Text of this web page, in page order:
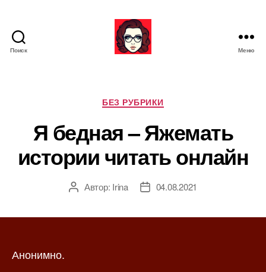
Поиск
М
а
ь
Меню
Р
у
р
и
к
БЕЗ РУБРИКИ
Я бедная – Яжемать
истории читать онлайн
А Автор: Irina
Д 04.08.2021
Анонимно.